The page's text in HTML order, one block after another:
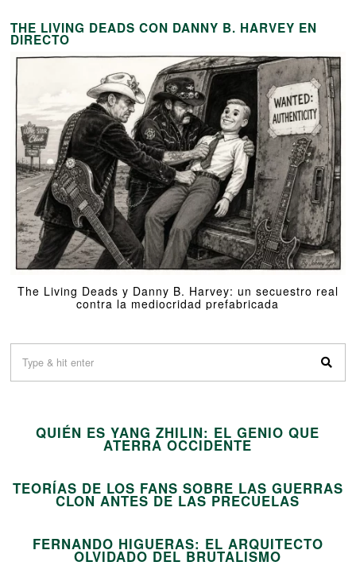
THE LIVING DEADS CON DANNY B. HARVEY EN
DIRECTO
The Living Deads y Danny B. Harvey: un secuestro real
contra la mediocridad prefabricada
QUIÉN ES YANG ZHILIN: EL GENIO QUE
ATERRA OCCIDENTE
TEORÍAS DE LOS FANS SOBRE LAS GUERRAS
CLON ANTES DE LAS PRECUELAS
FERNANDO HIGUERAS: EL ARQUITECTO
OLVIDADO DEL BRUTALISMO